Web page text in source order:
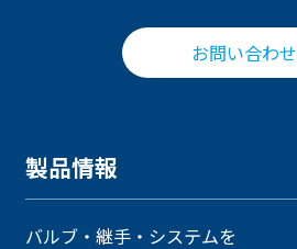
お問い合わせ
製品情報
バルブ・継手・システムを